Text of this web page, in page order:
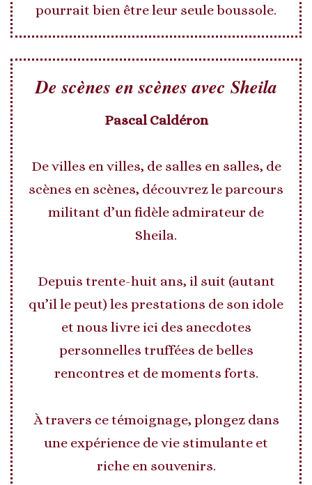
pourrait bien être leur seule boussole.
De scènes en scènes avec Sheila
Pascal Caldéron
De villes en villes, de salles en salles, de
scènes en scènes, découvrez le parcours
militant d’un fidèle admirateur de
Sheila.
Depuis trente-huit ans, il suit (autant
qu’il le peut) les prestations de son idole
et nous livre ici des anecdotes
personnelles truffées de belles
rencontres et de moments forts.
À travers ce témoignage, plongez dans
une expérience de vie stimulante et
riche en souvenirs.